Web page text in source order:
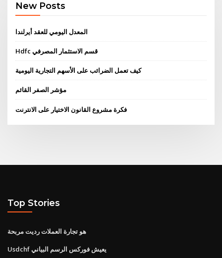
New Posts
المعدل اليومي للعقد أيرلندا
Hdfc قسم الاستثمار المصرفي
كيف تعمل الضرائب على الأسهم التجارية اليومية
مؤشر الصفر القائم
فكرة مشروع القانون الاختيار على الانترنت
Top Stories
هو تجارة العملات رديت مربحة
Usdchf يعيش فوركس الرسم البياني